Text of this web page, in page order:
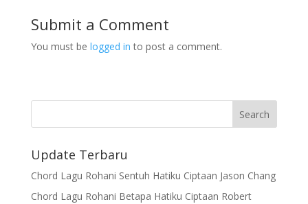
Submit a Comment
You must be logged in to post a comment.
Update Terbaru
Chord Lagu Rohani Sentuh Hatiku Ciptaan Jason Chang
Chord Lagu Rohani Betapa Hatiku Ciptaan Robert